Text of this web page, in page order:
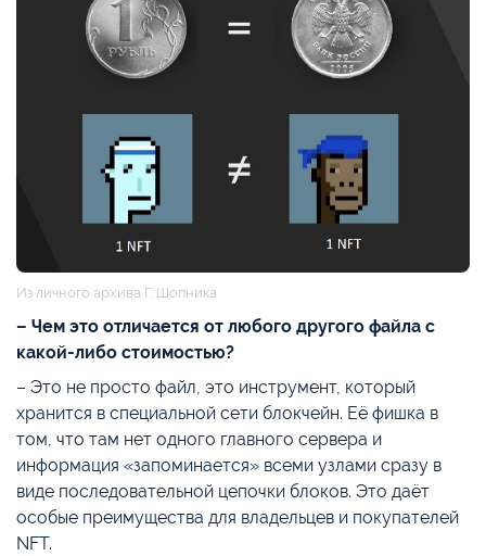
Из личного архива Г. Шопника
– Чем это отличается от любого другого файла с
какой-либо стоимостью?
– Это не просто файл, это инструмент, который
хранится в специальной сети блокчейн. Её фишка в
том, что там нет одного главного сервера и
информация «запоминается» всеми узлами сразу в
виде последовательной цепочки блоков. Это даёт
особые преимущества для владельцев и покупателей
NFT.